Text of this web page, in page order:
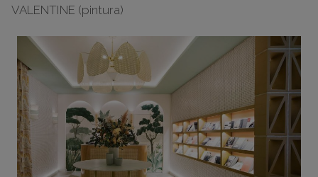
VALENTINE (pintura)